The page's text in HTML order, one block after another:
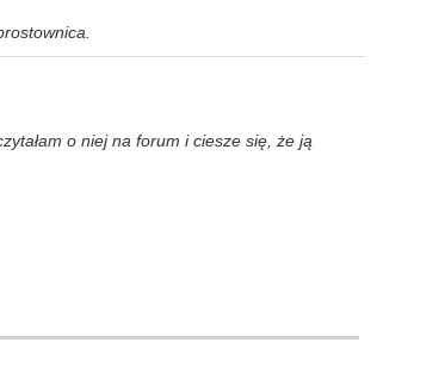
o niej na forum i ciesze się, że ją